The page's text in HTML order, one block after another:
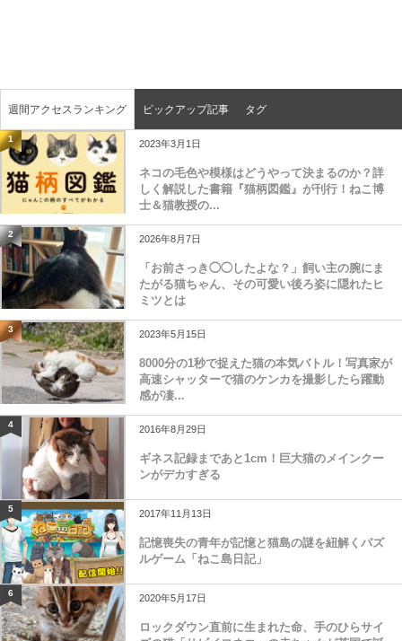
週間アクセスランキング ピックアップ記事 タグ
1 2023年3月1日
ネコの毛色や模様はどうやって決まるのか？詳
しく解説した書籍『猫柄図鑑』が刊行！ねこ博
士＆猫教授の...
2 2026年8月7日
「お前さっき◯◯したよな？」飼い主の腕にま
たがる猫ちゃん、その可愛い後ろ姿に隠れたヒ
ミツとは
3 2023年5月15日
8000分の1秒で捉えた猫の本気バトル！写真家が
高速シャッターで猫のケンカを撮影したら躍動
感が凄...
4 2016年8月29日
ギネス記録まであと1cm！巨大猫のメインクー
ンがデカすぎる
5 2017年11月13日
記憶喪失の青年が記憶と猫島の謎を紐解くパズ
ルゲーム「ねこ島日記」
6 2020年5月17日
ロックダウン直前に生まれた命、手のひらサイ